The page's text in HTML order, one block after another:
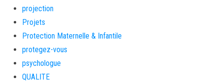
projection
Projets
Protection Maternelle & Infantile
protegez-vous
psychologue
QUALITE